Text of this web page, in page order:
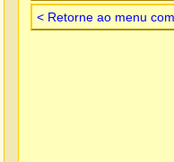
< Retorne ao menu